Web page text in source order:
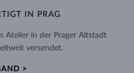
IN PRAG
Atelier in der Prager Altstadt
versendet.
>